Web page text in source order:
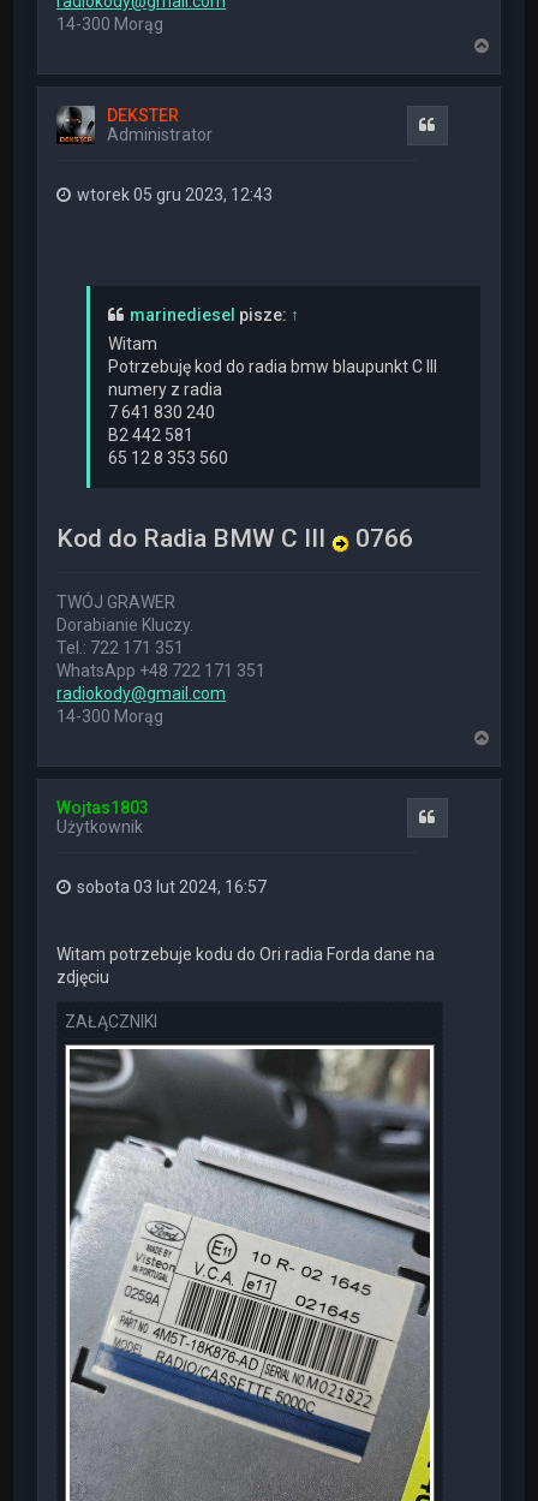
14-300 Morąg
g
DEKSTER
Administrator
wtorek 05 gru 2023, 12:43
marinediesel pisze: ↑
Witam
Potrzebuję kod do radia bmw blaupunkt C III
numery z radia
7 641 830 240
B2 442 581
65 12 8 353 560
Kod do Radia BMW C III 0766
TWÓJ GRAWER
Dorabianie Kluczy.
Tel.: 722 171 351
WhatsApp +48 722 171 351
radiokody@gmail.com
14-300 Morąg
g
Wojtas1803
Użytkownik
sobota 03 lut 2024, 16:57
Witam potrzebuje kodu do Ori radia Forda dane na
zdjęciu
ZAŁĄCZNIKI